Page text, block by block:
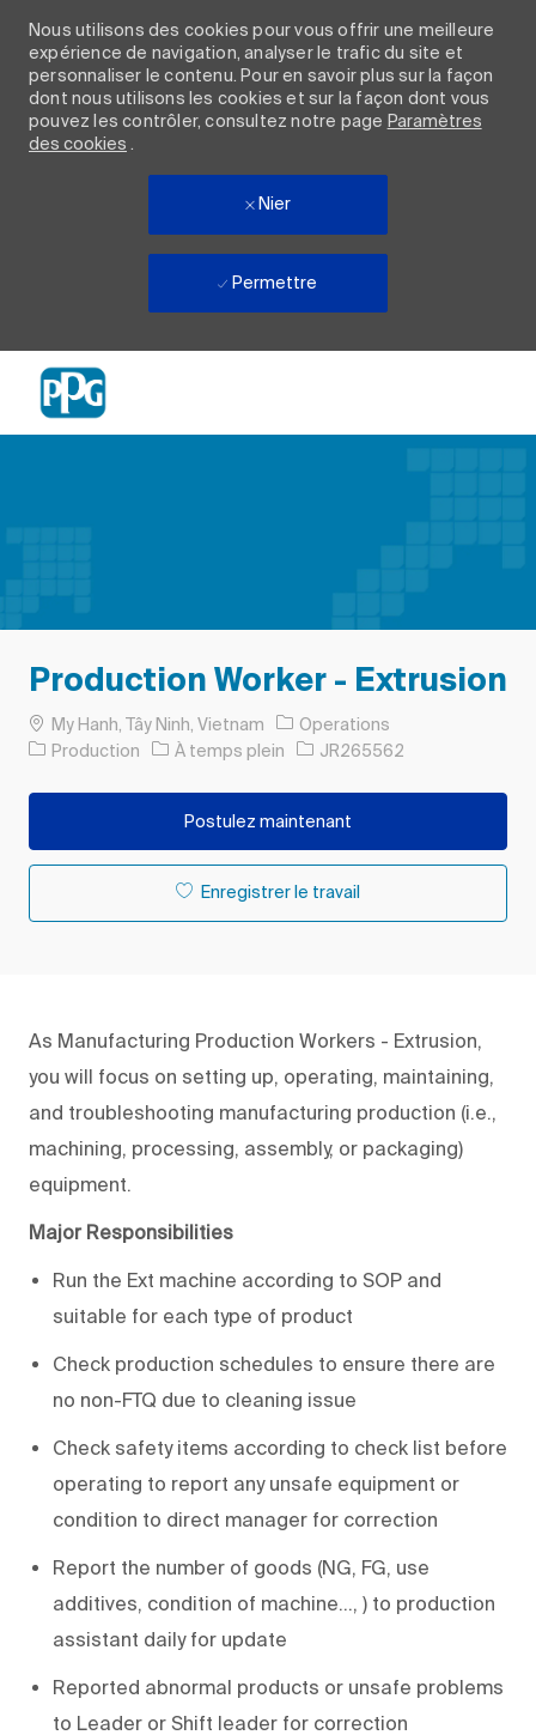
Nous utilisons des cookies pour vous offrir une meilleure
expérience de navigation, analyser le trafic du site et
personnaliser le contenu. Pour en savoir plus sur la façon
dont nous utilisons les cookies et sur la façon dont vous
pouvez les contrôler, consultez notre page Paramètres
des cookies .
Nier
Permettre
Production Worker - Extrusion
Emplacement
My Hanh, Tây Ninh, Vietnam
Operations
Catégorie
Production Type d’emploi
À temps plein ID de l’emploi
JR265562
Postulez maintenant
Enregistrer le travail
As Manufacturing Production Workers - Extrusion,
you will focus on setting up, operating, maintaining,
and troubleshooting manufacturing production (i.e.,
machining, processing, assembly, or packaging)
equipment.
Major Responsibilities
Run the Ext machine according to SOP and
suitable for each type of product
Check production schedules to ensure there are
no non-FTQ due to cleaning issue
Check safety items according to check list before
operating to report any unsafe equipment or
condition to direct manager for correction
Report the number of goods (NG, FG, use
additives, condition of machine…, ) to production
assistant daily for update
Reported abnormal products or unsafe problems
to Leader or Shift leader for correction